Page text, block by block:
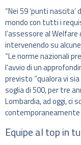
“Nei 59 ‘punti
mondo con tutti i
l’assessore al Welfare
intervenendo su
“Le norme nazionali
l’avvio di un
previsto “qualora vi
soglia di 500, per tre
Lombardia, ad oggi, ci
Equipe al top in